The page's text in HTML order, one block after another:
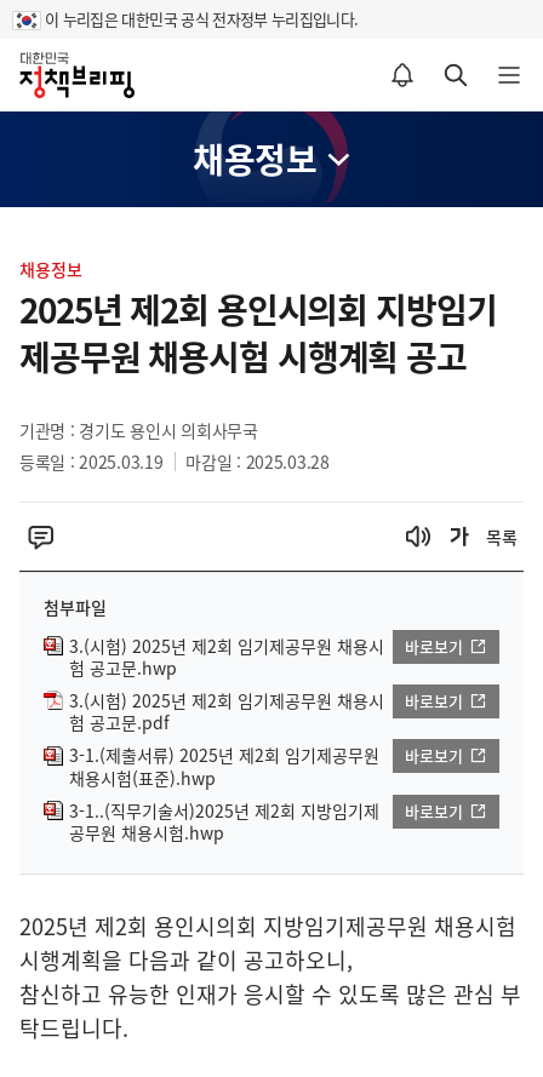
이 누리집은 대한민국 공식 전자정부 누리집입니다.
홈
알림설정 바로가기 검색 바로가기 메뉴 열기
채용정보
텐
츠
영
역
채용정보
2025년 제2회 용인시의회 지방임기
제공무원 채용시험 시행계획 공고
기관명 : 경기도 용인시 의회사무국
등록일 : 2025.03.19
마감일 : 2025.03.28
목록
첨부파일
3.(시험) 2025년 제2회 임기제공무원 채용시
험 공고문.hwp
바로보기
3.(시험) 2025년 제2회 임기제공무원 채용시
험 공고문.pdf
바로보기
3-1.(제출서류) 2025년 제2회 임기제공무원
채용시험(표준).hwp
바로보기
3-1..(직무기술서)2025년 제2회 지방임기제
공무원 채용시험.hwp
바로보기
2025년 제2회 용인시의회 지방임기제공무원 채용시험
시행계획을 다음과 같이 공고하오니,
참신하고 유능한 인재가 응시할 수 있도록 많은 관심 부
탁드립니다.